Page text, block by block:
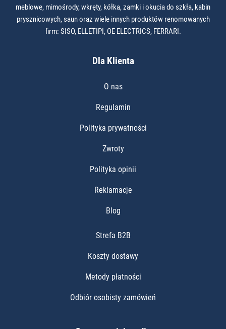
meblowe, mimośrody, wkręty, kółka, zamki i okucia do szkła, kabin
prysznicowych, saun oraz wiele innych produktów renomowanych
firm: SISO, ELLETIPI, OE ELECTRICS, FERRARI.
Dla Klienta
O nas
Regulamin
Polityka prywatności
Zwroty
Polityka opinii
Reklamacje
Blog
Strefa B2B
Koszty dostawy
Metody płatności
Odbiór osobisty zamówień